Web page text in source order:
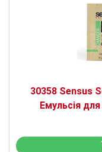
30358 Sensus
Емульсія